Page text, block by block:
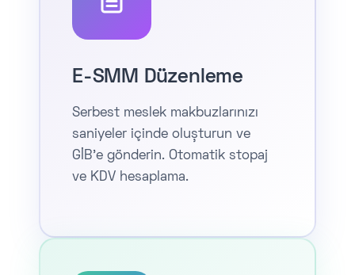
E-SMM Düzenleme
Serbest meslek makbuzlarınızı
saniyeler içinde oluşturun ve
GİB'e gönderin. Otomatik stopaj
ve KDV hesaplama.